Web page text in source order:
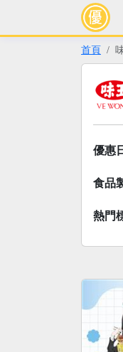
首頁
優惠
食品
熱門